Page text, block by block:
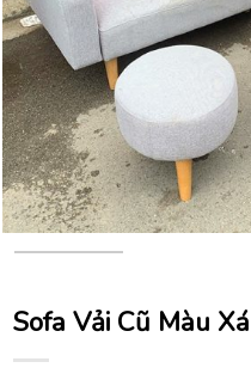
Sofa Vải Cũ Màu